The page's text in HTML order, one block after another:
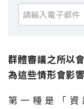
群體審議之所以
為這些情形會影
第一種是「資